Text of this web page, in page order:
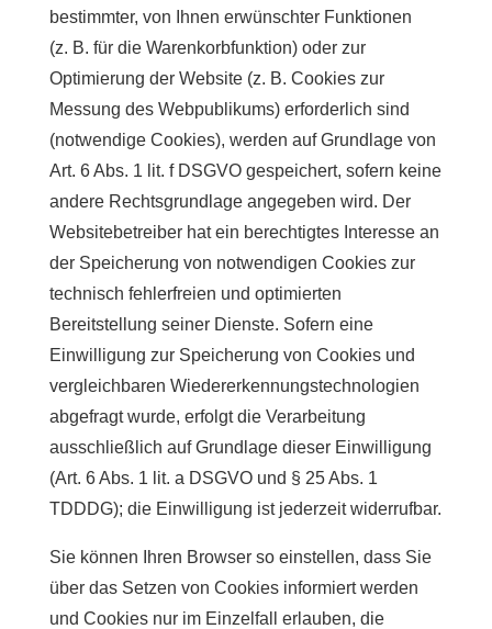
bestimmter, von Ihnen erwünschter Funktionen
(z. B. für die Warenkorbfunktion) oder zur
Optimierung der Website (z. B. Cookies zur
Messung des Webpublikums) erforderlich sind
(notwendige Cookies), werden auf Grundlage von
Art. 6 Abs. 1 lit. f DSGVO gespeichert, sofern keine
andere Rechtsgrundlage angegeben wird. Der
Websitebetreiber hat ein berechtigtes Interesse an
der Speicherung von notwendigen Cookies zur
technisch fehlerfreien und optimierten
Bereitstellung seiner Dienste. Sofern eine
Einwilligung zur Speicherung von Cookies und
vergleichbaren Wiedererkennungstechnologien
abgefragt wurde, erfolgt die Verarbeitung
ausschließlich auf Grundlage dieser Einwilligung
(Art. 6 Abs. 1 lit. a DSGVO und § 25 Abs. 1
TDDDG); die Einwilligung ist jederzeit widerrufbar.
Sie können Ihren Browser so einstellen, dass Sie
über das Setzen von Cookies informiert werden
und Cookies nur im Einzelfall erlauben, die